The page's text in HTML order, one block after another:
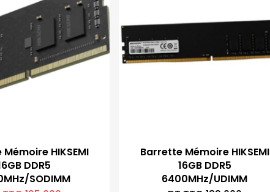
HIKSEMI
DDR5
SODIMM
Barrette Mémoire HIKSEMI
16GB DDR5
6400MHz/UDIMM